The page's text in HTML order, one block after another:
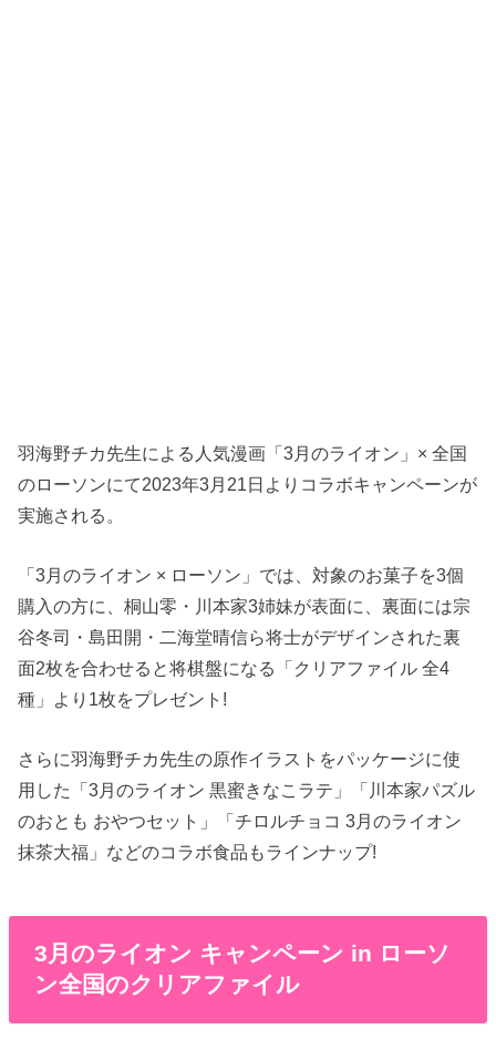
羽海野チカ先生による人気漫画「3月のライオン」× 全国
のローソンにて2023年3月21日よりコラボキャンペーンが
実施される。
「3月のライオン × ローソン」では、対象のお菓子を3個
購入の方に、桐山零・川本家3姉妹が表面に、裏面には宗
谷冬司・島田開・二海堂晴信ら将士がデザインされた裏
面2枚を合わせると将棋盤になる「クリアファイル 全4
種」より1枚をプレゼント!
さらに羽海野チカ先生の原作イラストをパッケージに使
用した「3月のライオン 黒蜜きなこラテ」「川本家パズル
のおとも おやつセット」「チロルチョコ 3月のライオン
抹茶大福」などのコラボ食品もラインナップ!
3月のライオン キャンペーン in ローソ
ン全国のクリアファイル